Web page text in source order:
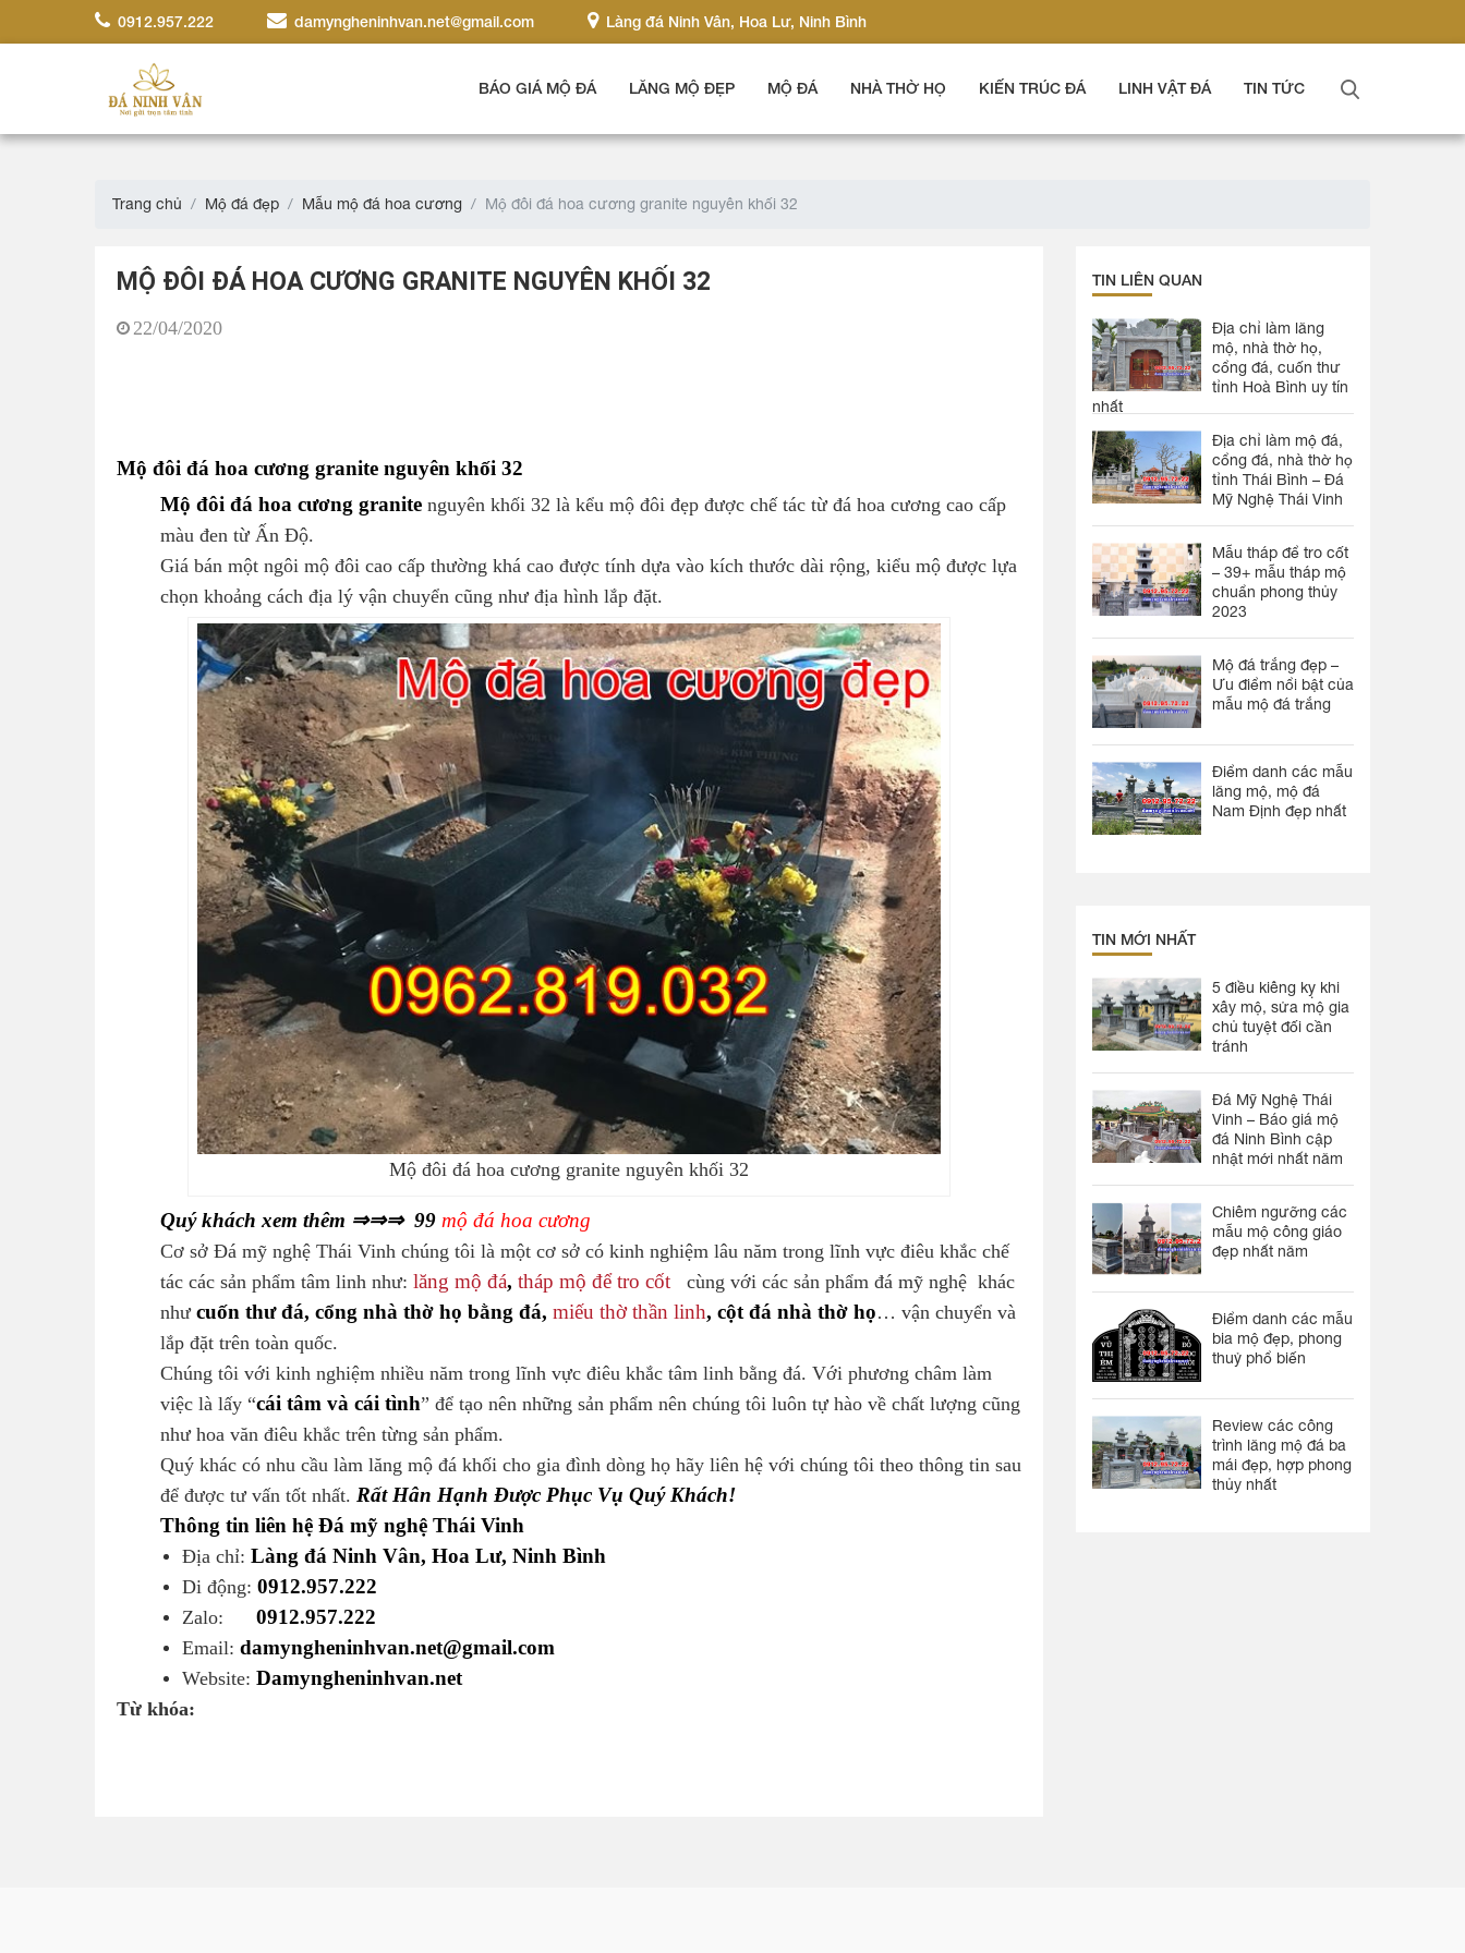
0912.957.222 damyngheninhvan.net@gmail.com Làng đá Ninh Vân, Hoa Lư, Ninh Bình
BÁO GIÁ MỘ ĐÁ LĂNG MỘ ĐẸP MỘ ĐÁ NHÀ THỜ HỌ KIẾN TRÚC ĐÁ LINH VẬT ĐÁ TIN TỨC
Trang chủ Mộ đá đẹp Mẫu mộ đá hoa cương Mộ đôi đá hoa cương granite nguyên khối 32
MỘ ĐÔI ĐÁ HOA CƯƠNG GRANITE NGUYÊN KHỐI 32
22/04/2020
Mộ đôi đá hoa cương granite nguyên khối 32
Mộ đôi đá hoa cương granite nguyên khối 32 là kểu mộ đôi đẹp được chế tác từ đá hoa cương cao cấp
màu đen từ Ấn Độ.
Giá bán một ngôi mộ đôi cao cấp thường khá cao được tính dựa vào kích thước dài rộng, kiểu mộ được lựa
chọn khoảng cách địa lý vận chuyển cũng như địa hình lắp đặt.
Mộ đôi đá hoa cương granite nguyên khối 32
Quý khách xem thêm ⇒⇒⇒ 99 mộ đá hoa cương
Cơ sở Đá mỹ nghệ Thái Vinh chúng tôi là một cơ sở có kinh nghiệm lâu năm trong lĩnh vực điêu khắc chế
tác các sản phẩm tâm linh như: lăng mộ đá, tháp mộ để tro cốt
cùng với các sản phẩm đá mỹ nghệ khác
như cuốn thư đá, cổng nhà thờ họ bằng đá, miếu thờ thần linh, cột đá nhà thờ họ… vận chuyển và
lắp đặt trên toàn quốc.
Chúng tôi với kinh nghiệm nhiều năm trong lĩnh vực điêu khắc tâm linh bằng đá. Với phương châm làm
việc là lấy “cái tâm và cái tình” để tạo nên những sản phẩm nên chúng tôi luôn tự hào về chất lượng cũng
như hoa văn điêu khắc trên từng sản phẩm.
Quý khác có nhu cầu làm lăng mộ đá khối cho gia đình dòng họ hãy liên hệ với chúng tôi theo thông tin sau
để được tư vấn tốt nhất. Rất Hân Hạnh Được Phục Vụ Quý Khách!
Thông tin liên hệ Đá mỹ nghệ Thái Vinh
Địa chỉ: Làng đá Ninh Vân, Hoa Lư, Ninh Bình
Di động: 0912.957.222
Zalo: 0912.957.222
Email: damyngheninhvan.net@gmail.com
Website: Damyngheninhvan.net
Từ khóa:
TIN LIÊN QUAN
Địa chỉ làm lăng
mộ, nhà thờ họ,
cổng đá, cuốn thư
tỉnh Hoà Bình uy tín
nhất
Địa chỉ làm mộ đá,
cổng đá, nhà thờ họ
tỉnh Thái Bình – Đá
Mỹ Nghệ Thái Vinh
Mẫu tháp để tro cốt
– 39+ mẫu tháp mộ
chuẩn phong thủy
2023
Mộ đá trắng đẹp –
Ưu điểm nổi bật của
mẫu mộ đá trắng
Điểm danh các mẫu
lăng mộ, mộ đá
Nam Định đẹp nhất
TIN MỚI NHẤT
5 điều kiêng kỵ khi
xây mộ, sửa mộ gia
chủ tuyệt đối cần
tránh
Đá Mỹ Nghệ Thái
Vinh – Báo giá mộ
đá Ninh Bình cập
nhật mới nhất năm
Chiêm ngưỡng các
mẫu mộ công giáo
đẹp nhất năm
Điểm danh các mẫu
bia mộ đẹp, phong
thuỷ phổ biến
Review các công
trình lăng mộ đá ba
mái đẹp, hợp phong
thủy nhất